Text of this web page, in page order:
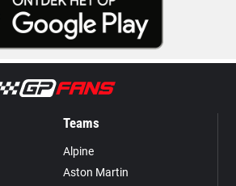
Teams
Alpine
Aston Martin